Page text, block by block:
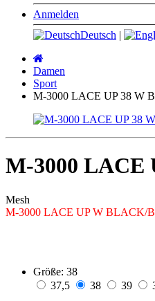
Anmelden
Deutsch |
Damen
Sport
M-3000 LACE UP 38 W
M-3000 LACE
Mesh
M-3000 LACE UP W BLACK/
Größe: 38
37,5
38 39